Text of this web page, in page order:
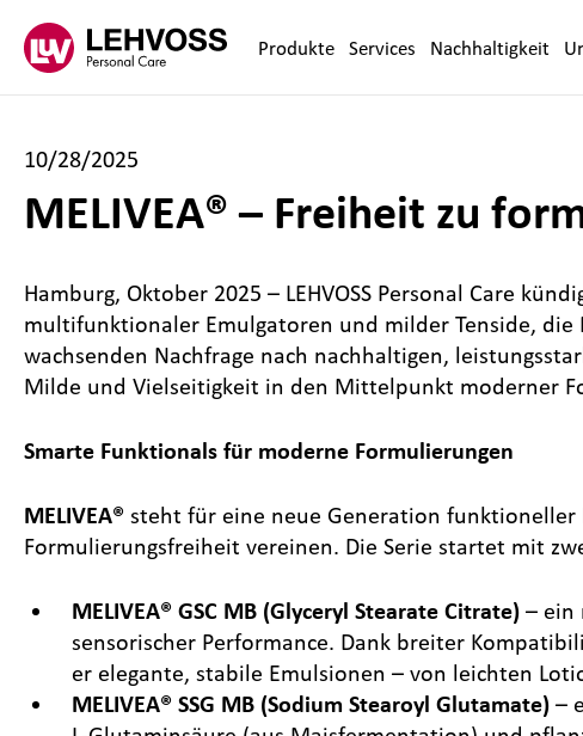
Produkte Services Nachhaltigkeit
10/28/2025
MELIVEA® – Freiheit zu
Hamburg, Oktober 2025 – LEHVOSS Personal Care
multifunktionaler Emulgatoren und milder Tenside,
wachsenden Nachfrage nach nachhaltigen,
Milde und Vielseitigkeit in den Mittelpunkt moderner
Smarte Funktionals für moderne Formulierungen
MELIVEA® steht für eine neue Generation
Formulierungsfreiheit vereinen. Die Serie startet mit
MELIVEA® GSC MB (Glyceryl Stearate Citrate) – ein
sensorischer Performance. Dank breiter
er elegante, stabile Emulsionen – von leichten
MELIVEA® SSG MB (Sodium Stearoyl Glutamate) –